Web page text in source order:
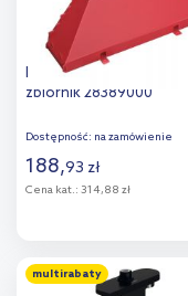
Hansgrohe Secuflex Box
zbiornik 28389000
Dostępność: na zamówienie
188,93 zł
Cena kat.: 314,88 zł
Dodaj do
multirabaty